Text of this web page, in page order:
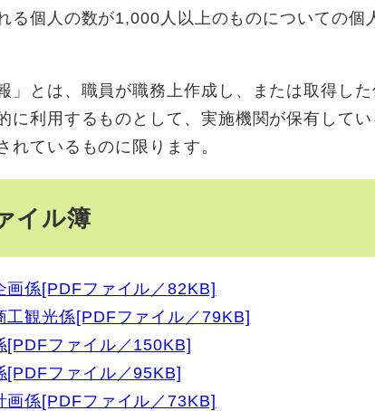
る個人の数が1,000人以上のものについての個
」とは、職員が職務上作成し、または取得し
に利用するものとして、実施機関が保有して
れているものに限ります。
イル簿
画係[PDFファイル／82KB]
工観光係[PDFファイル／79KB]
[PDFファイル／150KB]
[PDFファイル／95KB]
画係[PDFファイル／73KB]